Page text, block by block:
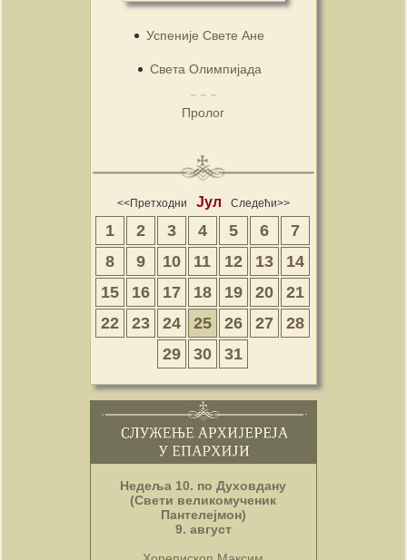
Успеније Свете Ане
Света Олимпијада
Пролог
<<Претходни Јул Следећи>>
1 2 3 4 5 6
7
8
9 10 11 12 13
14
15
16 17 18 19 20
21
22
23 24 25 26 27
28
29
30 31
Недеља 10. по Духовдану
(Свети великомученик
Пантелејмон)
9. август